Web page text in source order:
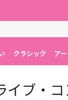
クラシック ア
ブ・